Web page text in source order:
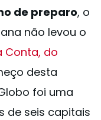
de preparo, o
não levou o
Conta, do
desta
foi uma
de seis capitais